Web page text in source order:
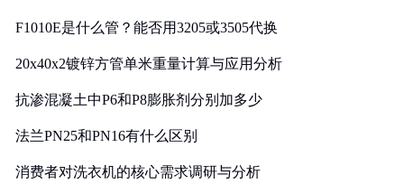
F1010E是什么管？能否用3205或3505代换
20x40x2镀锌方管单米重量计算与应用分析
抗渗混凝土中P6和P8膨胀剂分别加多少
法兰PN25和PN16有什么区别
消费者对洗衣机的核心需求调研与分析